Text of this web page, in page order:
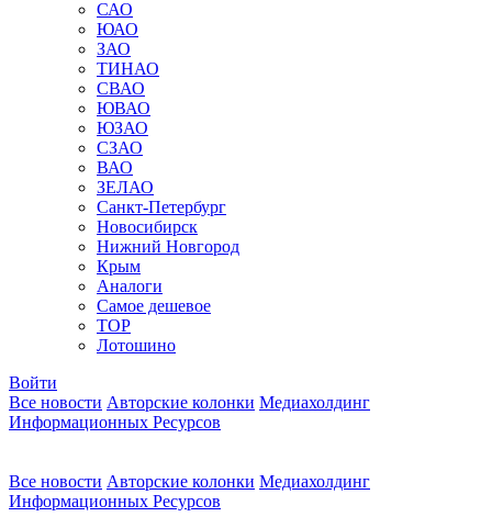
САО
ЮАО
ЗАО
ТИНАО
СВАО
ЮВАО
ЮЗАО
СЗАО
ВАО
ЗЕЛАО
Санкт-Петербург
Новосибирск
Нижний Новгород
Крым
Аналоги
Самое дешевое
TOP
Лотошино
Войти
Все новости Авторские колонки Медиахолдинг
Информационных Ресурсов
Все новости Авторские колонки Медиахолдинг
Информационных Ресурсов